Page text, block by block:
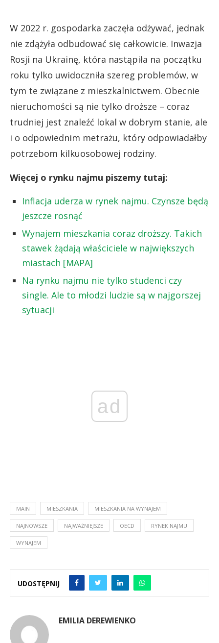
W 2022 r. gospodarka zaczęła odżywać, jednak
nie zdążyła odbudować się całkowicie. Inwazja
Rosji na Ukrainę, która nastąpiła na początku
roku tylko uwidoczniła szereg problemów, w
tym te związane z mieszkalnictwem. Obecnie
nieruchomości są nie tylko droższe – coraz
trudniej jest znaleźć lokal w dobrym stanie, ale
i o odpowiednim metrażu, który odpowiadałby
potrzebom kilkuosobowej rodziny.
Więcej o rynku najmu piszemy tutaj:
Inflacja uderza w rynek najmu. Czynsze będą
jeszcze rosnąć
Wynajem mieszkania coraz droższy. Takich
stawek żądają właściciele w największych
miastach [MAPA]
Na rynku najmu nie tylko studenci czy
single. Ale to młodzi ludzie są w najgorszej
sytuacji
ad
MAIN MIESZKANIA MIESZKANIA NA WYNAJEM
NAJNOWSZE NAJWAŻNIEJSZE OECD RYNEK NAJMU
WYNAJEM
UDOSTĘPNIJ
EMILIA DEREWIENKO